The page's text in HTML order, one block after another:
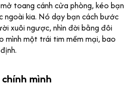
toang cánh cửa phòng, kéo bạn
ngoài kia. Nó dạy bạn cách bước
xuôi ngược, nhìn đời bằng đôi
mình một trái tim mềm mại, bao
mình